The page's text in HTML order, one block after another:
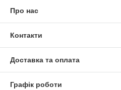
Про нас
Контакти
Доставка та оплата
Графік роботи